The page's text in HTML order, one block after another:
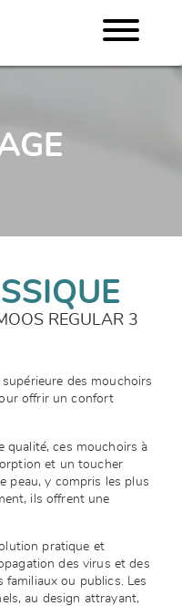
REGULAR 3
des mouchoirs
offrir un confort
qualité, ces mouchoirs à
et un toucher
peau, y compris les plus
ils offrent une
pratique et
des virus et des
familiaux ou publics. Les
au design attrayant,